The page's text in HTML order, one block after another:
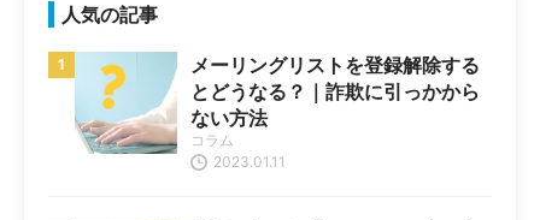
人気の記事
メーリングリストを登録解除する
とどうなる？｜詐欺に引っかから
ない方法
2023.01.11
コラム